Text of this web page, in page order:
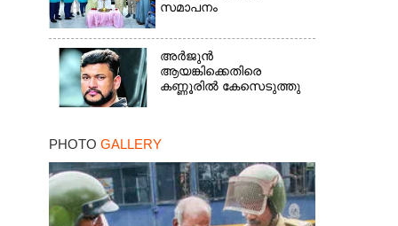
സമാപനം
അർജുൻ
ആയങ്കിക്കെതിരെ
കണ്ണൂരിൽ കേസെടുത്തു
PHOTO GALLERY